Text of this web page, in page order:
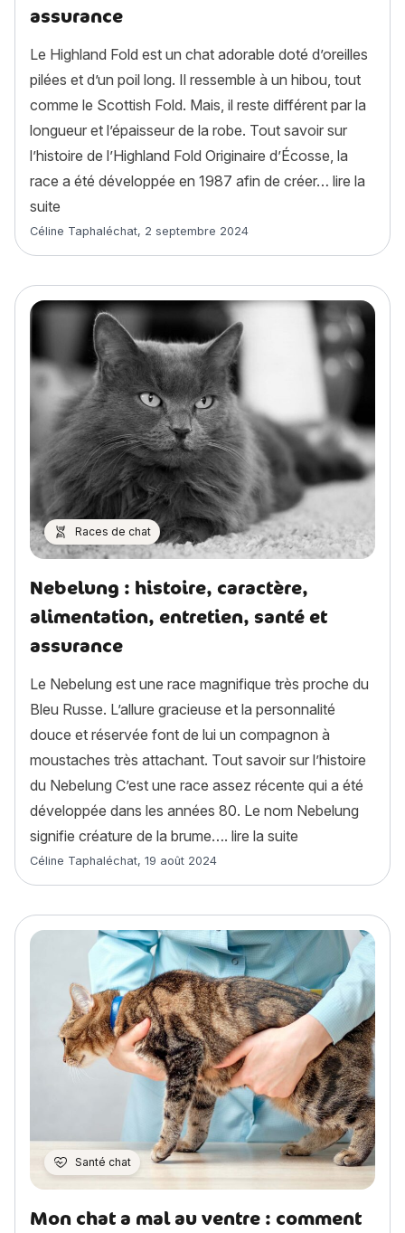
assurance
Le Highland Fold est un chat adorable doté d’oreilles
pilées et d’un poil long. Il ressemble à un hibou, tout
comme le Scottish Fold. Mais, il reste différent par la
longueur et l’épaisseur de la robe. Tout savoir sur
l’histoire de l’Highland Fold Originaire d’Écosse, la
race a été développée en 1987 afin de créer… lire la
suite
Article rédigé par
Céline Taphaléchat, 2 septembre 2024
Races de chat
Nebelung : histoire, caractère,
alimentation, entretien, santé et
assurance
Le Nebelung est une race magnifique très proche du
Bleu Russe. L’allure gracieuse et la personnalité
douce et réservée font de lui un compagnon à
moustaches très attachant. Tout savoir sur l’histoire
du Nebelung C’est une race assez récente qui a été
développée dans les années 80. Le nom Nebelung
signifie créature de la brume…. lire la suite
Article rédigé par
Céline Taphaléchat, 19 août 2024
Santé chat
Mon chat a mal au ventre : comment